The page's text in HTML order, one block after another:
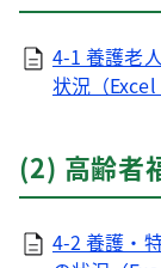
4-1 養護老
状況（Excel
(2) 高齢者
4-2 養護・